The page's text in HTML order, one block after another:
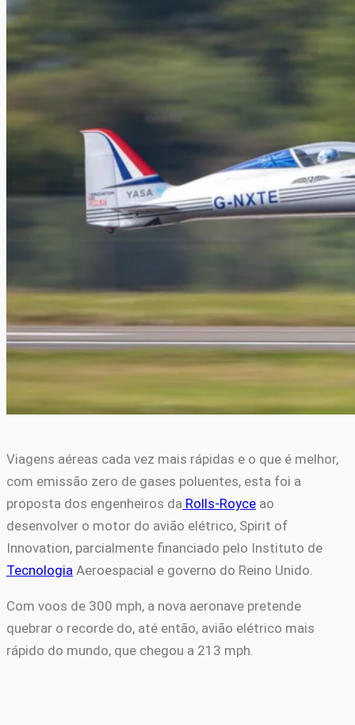
Viagens aéreas cada vez mais rápidas e o que é melhor,
com emissão zero de gases poluentes, esta foi a
proposta dos engenheiros da Rolls-Royce ao
desenvolver o motor do avião elétrico, Spirit of
Innovation, parcialmente financiado pelo Instituto de
Tecnologia Aeroespacial e governo do Reino Unido.
Com voos de 300 mph, a nova aeronave pretende
quebrar o recorde do, até então, avião elétrico mais
rápido do mundo, que chegou a 213 mph.